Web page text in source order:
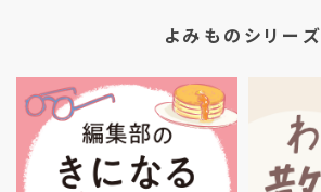
よみものシリーズ